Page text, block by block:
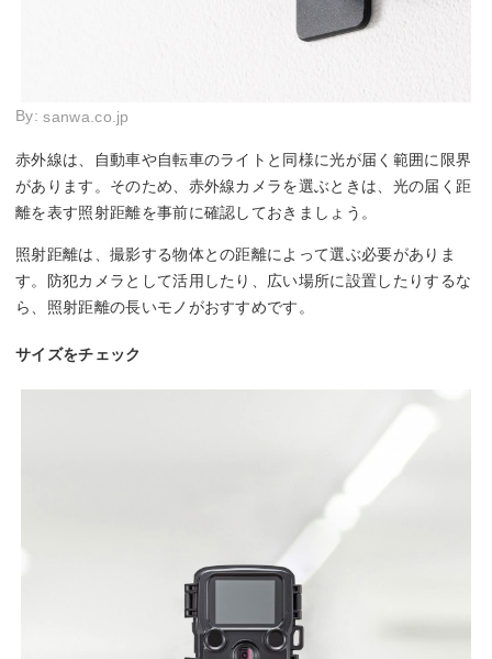
By:sanwa.co.jp
赤外線は、自動車や自転車のライトと同様に光が届く範囲に限界
があります。そのため、赤外線カメラを選ぶときは、光の届く距
離を表す照射距離を事前に確認しておきましょう。
照射距離は、撮影する物体との距離によって選ぶ必要がありま
す。防犯カメラとして活用したり、広い場所に設置したりするな
ら、照射距離の長いモノがおすすめです。
サイズをチェック